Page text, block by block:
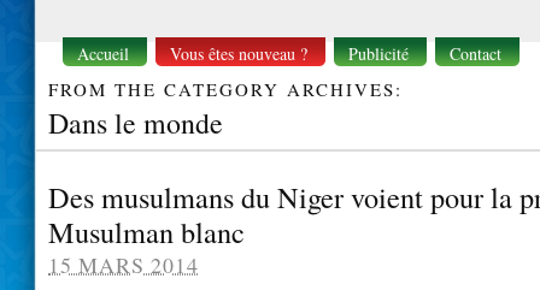
Accueil Vous êtes nouveau ? Publicité Contact
FROM THE CATEGORY ARCHIVES:
Dans le monde
Des musulmans du Niger voient pour la
Musulman blanc
15 MARS 2014